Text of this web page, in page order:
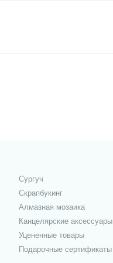
Сургуч
Скрапбукинг
Алмазная мозаика
Канцелярские аксессуары
Уцененные товары
Подарочные сертификаты